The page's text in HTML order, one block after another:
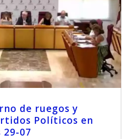
de ruegos y
Políticos en
29-07